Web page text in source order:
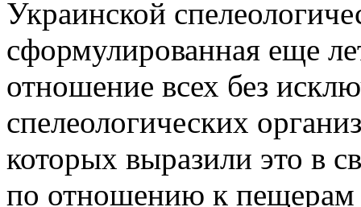
Украинской
сформулированная еще
отношение всех без
спелеологических
которых выразили это в
по отношению к пещерам